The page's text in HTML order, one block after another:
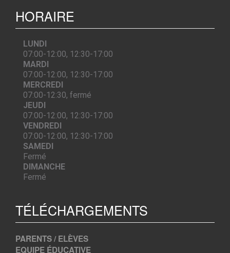
HORAIRE
LUNDI
07:00-12:00, 12:30-17:00
MARDI
07:00-12:00, 12:30-17:00
MERCREDI
07:00-12:30, fermé
JEUDI
07:00-12:00, 12:30-17:00
VENDREDI
07:00-12:00, 12:30-17:00
SAMEDI
Fermé
DIMANCHE
Fermé
TÉLÉCHARGEMENTS
PARENTS / ELÈVES
EQUIPE ÉDUCATIVE